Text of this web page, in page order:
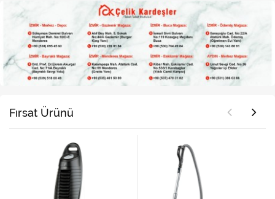
Fırsat Ürünü